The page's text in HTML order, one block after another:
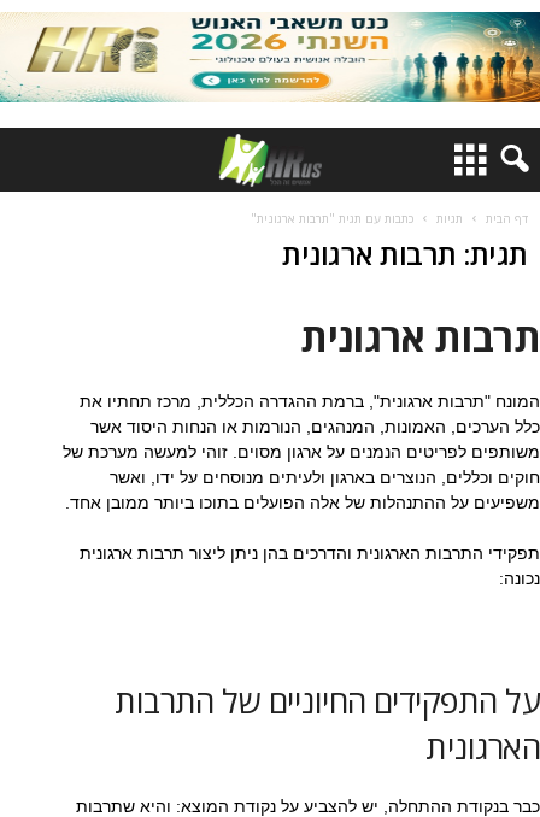
דף הבית תגיות כתבות עם תגית "תרבות ארגונית"
תגית: תרבות ארגונית
תרבות ארגונית
המונח "תרבות ארגונית", ברמת ההגדרה הכללית, מרכז תחתיו את
כלל הערכים, האמונות, המנהגים, הנורמות או הנחות היסוד אשר
משותפים לפריטים הנמנים על ארגון מסוים. זוהי למעשה מערכת של
חוקים וכללים, הנוצרים בארגון ולעיתים מנוסחים על ידו, ואשר
משפיעים על ההתנהלות של אלה הפועלים בתוכו ביותר ממובן אחד.
תפקידי התרבות הארגונית והדרכים בהן ניתן ליצור תרבות ארגונית
נכונה:
על התפקידים החיוניים של התרבות
הארגונית
כבר בנקודת ההתחלה, יש להצביע על נקודת המוצא: והיא שתרבות